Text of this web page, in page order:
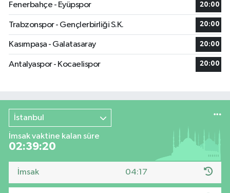
Fenerbahçe - Eyüpspor 20:00
Trabzonspor - Gençlerbirliği S.K. 20:00
Kasımpaşa - Galatasaray 20:00
Antalyaspor - Kocaelispor 20:00
İstanbul
İmsak vaktine kalan süre
02:39:19
İmsak 04:17